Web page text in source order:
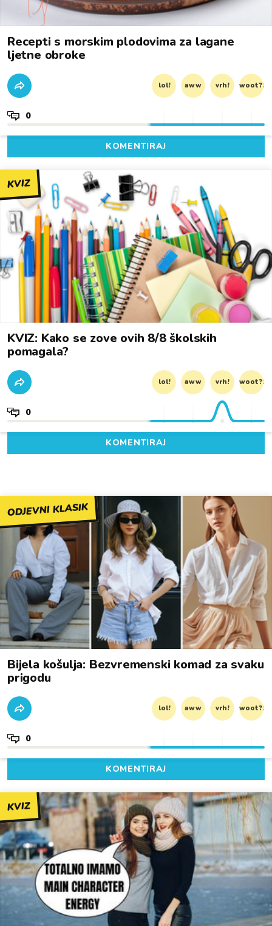
Recepti s morskim plodovima za lagane
ljetne obroke
lol! aww vrh! woot?!
0
KOMENTIRAJ
KVIZ
KVIZ: Kako se zove ovih 8/8 školskih
pomagala?
lol! aww vrh! woot?!
0
KOMENTIRAJ
ODJEVNI KLASIK
Bijela košulja: Bezvremenski komad za svaku
prigodu
lol! aww vrh! woot?!
0
KOMENTIRAJ
KVIZ